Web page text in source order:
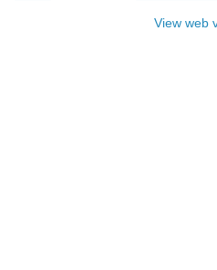
View web